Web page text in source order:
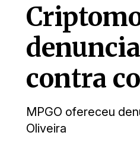
contra
MPGO ofereceu
Oliveira